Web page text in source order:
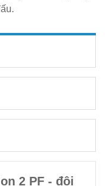
2 PF - đôi